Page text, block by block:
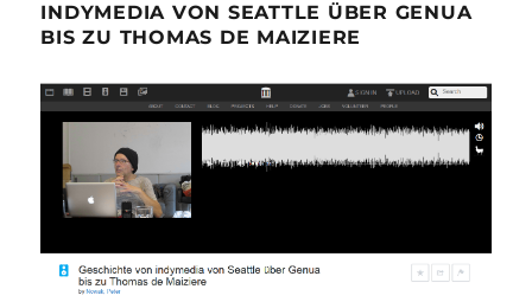
INDYMEDIA VON SEATTLE ÜBER GENUA
BIS ZU THOMAS DE MAIZIERE